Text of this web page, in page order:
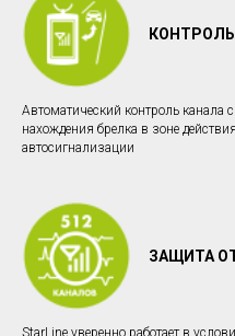
Автоматический контроль канала
нахождения брелка в зоне
автосигнализации
ЗАЩИТА
StarLine уверенно работает в